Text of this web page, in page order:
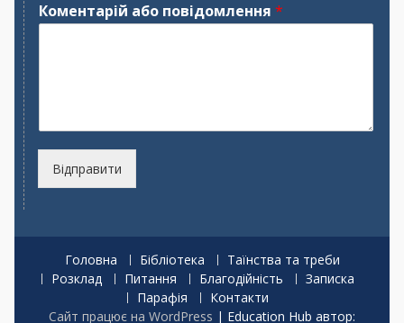
е
Коментарій або повідомлення *
Відправити
Головна Бібліотека
Таїнства та треби
Розклад
Питання Благодійність
Записка
Парафія
Контакти
Сайт працює на WordPress | Education Hub автор: